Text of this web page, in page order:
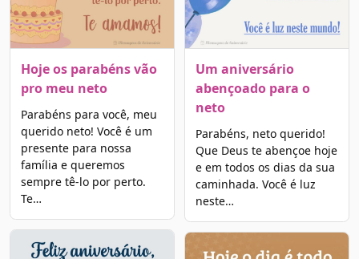
Hoje os parabéns vão
pro meu neto
Parabéns para você, meu
querido neto! Você é um
presente para nossa
família e queremos
sempre tê-lo por perto.
Te…
Um aniversário
abençoado para o
neto
Parabéns, neto querido!
Que Deus te abençoe hoje
e em todos os dias da sua
caminhada. Você é luz
neste…